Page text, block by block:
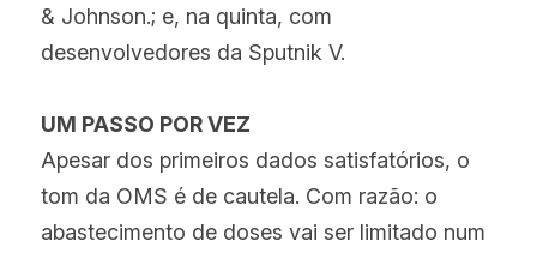
& Johnson.; e, na quinta, com
desenvolvedores da Sputnik V.
UM PASSO POR VEZ
Apesar dos primeiros dados satisfatórios, o
tom da OMS é de cautela. Com razão: o
abastecimento de doses vai ser limitado num